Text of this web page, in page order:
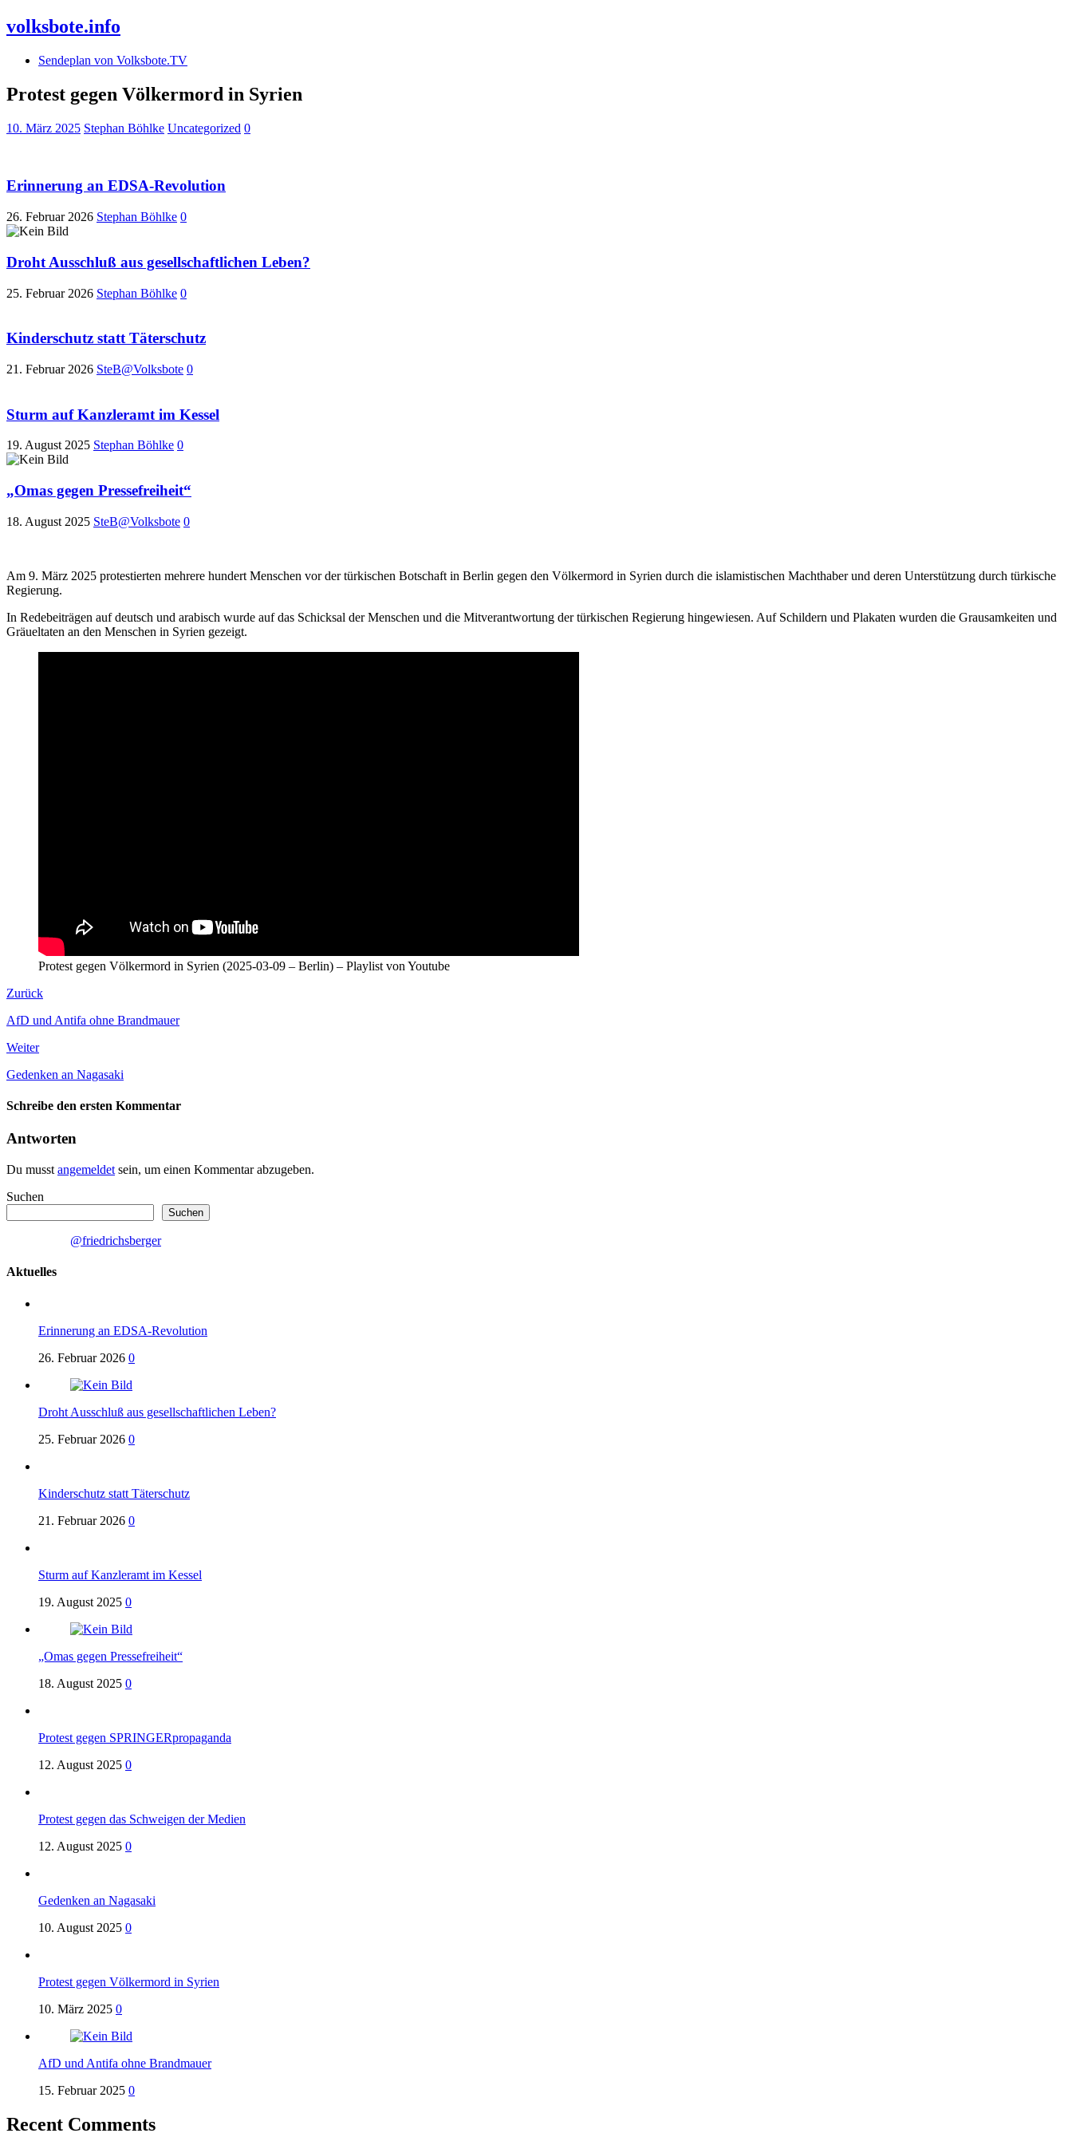
volksbote.info
Sendeplan von Volksbote.TV
Protest gegen Völkermord in Syrien
10. März 2025 Stephan Böhlke Uncategorized 0
Erinnerung an EDSA-Revolution
26. Februar 2026 Stephan Böhlke 0
Droht Ausschluß aus gesellschaftlichen Leben?
25. Februar 2026 Stephan Böhlke 0
Kinderschutz statt Täterschutz
21. Februar 2026 SteB@Volksbote 0
Sturm auf Kanzleramt im Kessel
19. August 2025 Stephan Böhlke 0
„Omas gegen Pressefreiheit“
18. August 2025 SteB@Volksbote 0
Am 9. März 2025 protestierten mehrere hundert Menschen vor der türkischen Botschaft in Berlin gegen den Völkermord in Syrien durch die islamistischen Machthaber und deren Unterstützung durch türkische
Regierung.
In Redebeiträgen auf deutsch und arabisch wurde auf das Schicksal der Menschen und die Mitverantwortung der türkischen Regierung hingewiesen. Auf Schildern und Plakaten wurden die Grausamkeiten und
Gräueltaten an den Menschen in Syrien gezeigt.
Protest gegen Völkermord in Syrien (2025-03-09 – Berlin) – Playlist von Youtube
Zurück
AfD und Antifa ohne Brandmauer
Weiter
Gedenken an Nagasaki
Schreibe den ersten Kommentar
Antworten
Du musst angemeldet sein, um einen Kommentar abzugeben.
Suchen
Suchen
@friedrichsberger
Aktuelles
Erinnerung an EDSA-Revolution
26. Februar 2026 0
Droht Ausschluß aus gesellschaftlichen Leben?
25. Februar 2026 0
Kinderschutz statt Täterschutz
21. Februar 2026 0
Sturm auf Kanzleramt im Kessel
19. August 2025 0
„Omas gegen Pressefreiheit“
18. August 2025 0
Protest gegen SPRINGERpropaganda
12. August 2025 0
Protest gegen das Schweigen der Medien
12. August 2025 0
Gedenken an Nagasaki
10. August 2025 0
Protest gegen Völkermord in Syrien
10. März 2025 0
AfD und Antifa ohne Brandmauer
15. Februar 2025 0
Recent Comments